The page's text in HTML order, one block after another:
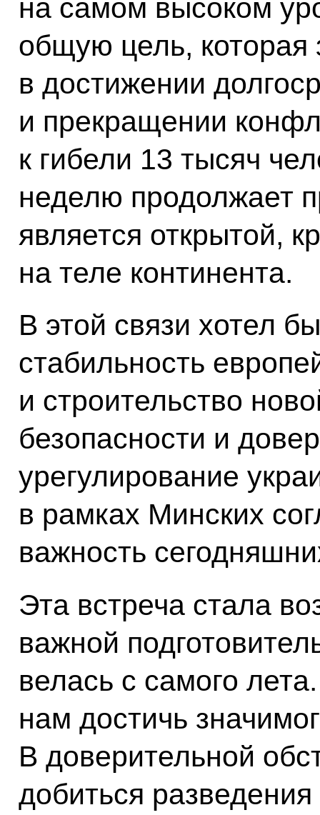
на самом высоком
общую цель, которая
в достижении
и прекращении
к гибели 13 тысяч
неделю продолжает
является открытой,
на теле континента.
В этой связи хотел
стабильность
и строительство
безопасности и
урегулирование
в рамках Минских
важность
Эта встреча стала
важной
велась с самого
нам достичь
В доверительной
добиться